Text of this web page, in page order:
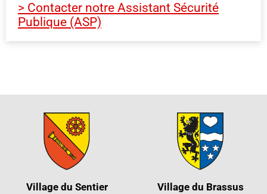
> Contacter notre Assistant Sécurité
Publique (ASP)
Village du Sentier Village du Brassus